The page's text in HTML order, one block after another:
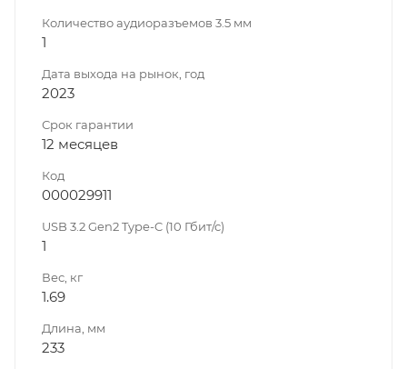
Количество аудиоразъемов 3.5 мм
1
Дата выхода на рынок, год
2023
Срок гарантии
12 месяцев
Код
000029911
USB 3.2 Gen2 Type-C (10 Гбит/с)
1
Вес, кг
1.69
Длина, мм
233